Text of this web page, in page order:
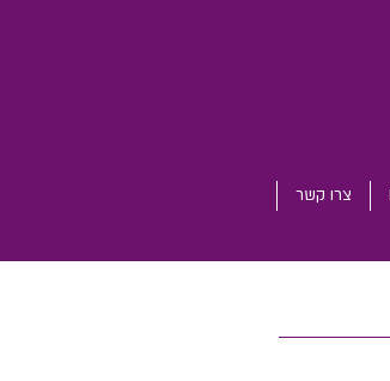
צרו קשר